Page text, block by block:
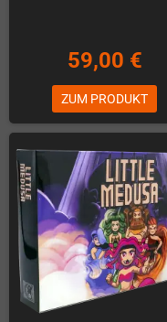
59,00 €
ZUM PRODUKT